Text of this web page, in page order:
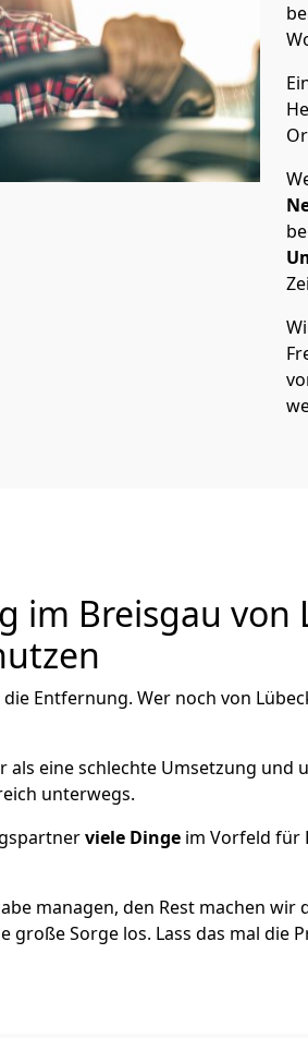
im Breisgau
Entfernung. Wer noch von
eine schlechte Umsetzung und
unterwegs.
viele Dinge im Vorfeld für
managen, den Rest machen
große Sorge los. Lass das mal die